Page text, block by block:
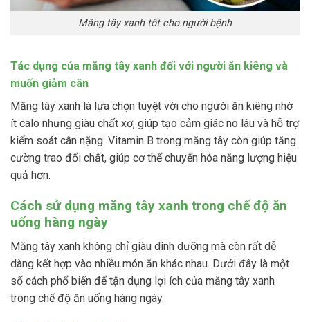
Măng tây xanh tốt cho người bệnh
Tác dụng của măng tây xanh đối với người ăn kiêng và
muốn giảm cân
Măng tây xanh là lựa chọn tuyệt vời cho người ăn kiêng nhờ
ít calo nhưng giàu chất xơ, giúp tạo cảm giác no lâu và hỗ trợ
kiểm soát cân nặng. Vitamin B trong măng tây còn giúp tăng
cường trao đổi chất, giúp cơ thể chuyển hóa năng lượng hiệu
quả hơn.
Cách sử dụng măng tây xanh trong chế độ ăn
uống hàng ngày
Măng tây xanh không chỉ giàu dinh dưỡng mà còn rất dễ
dàng kết hợp vào nhiều món ăn khác nhau. Dưới đây là một
số cách phổ biến để tận dụng lợi ích của măng tây xanh
trong chế độ ăn uống hàng ngày.